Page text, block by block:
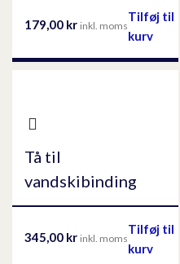
179,00 kr inkl. moms
Tilføj til
kurv
Tå til
vandskibinding
345,00 kr inkl. moms
Tilføj til
kurv